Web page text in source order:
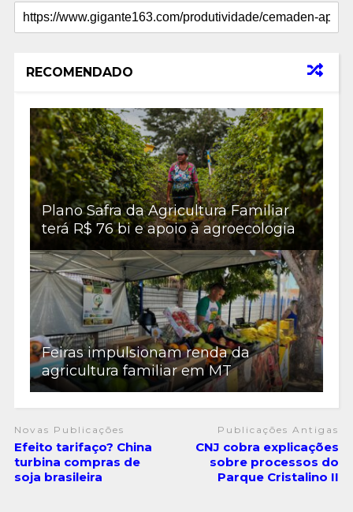
RECOMENDADO
Plano Safra da Agricultura Familiar
terá R$ 76 bi e apoio à agroecologia
Feiras impulsionam renda da
agricultura familiar em MT
Novas Publicações
Efeito tarifaço? China
turbina compras de
soja brasileira
Publicações Antigas
CNJ cobra explicações
sobre processos do
Parque Cristalino II